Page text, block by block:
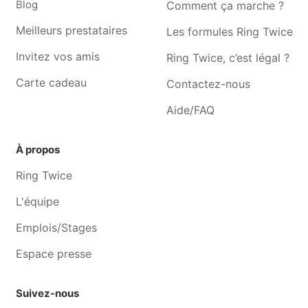
Couturière Souvret
Couturière Rèves
Couturière Mont-sur-
marchienne
Couturière Loverval
Blog
Meilleurs prestataires
Invitez vos amis
Carte cadeau
Comment ça marche ?
Les formules Ring Twice
Ring Twice, c’est légal ?
Contactez-nous
Aide/FAQ
À propos
Ring Twice
L'équipe
Emplois/Stages
Espace presse
Suivez-nous